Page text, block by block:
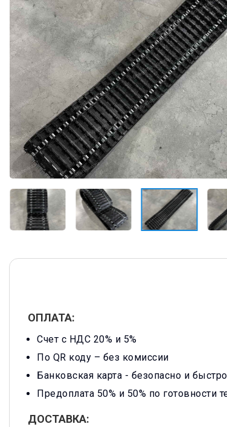
ОПЛАТА:
Счет с НДС 20% и 5%
По QR коду – без комиссии
Банковская карта - безопасно и быстро
Предоплата 50% и 50% по готовности
ДОСТАВКА: